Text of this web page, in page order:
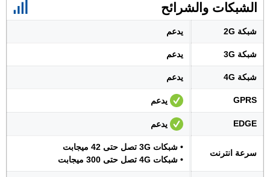
الشبكات والشرائح
شبكة 2G يدعم
شبكة 3G يدعم
شبكة 4G يدعم
GPRS يدعم
EDGE يدعم
سرعة انترنت
• شبكات 3G تصل حتى 42 ميجابت
• شبكات 4G تصل حتى 300 ميجابت